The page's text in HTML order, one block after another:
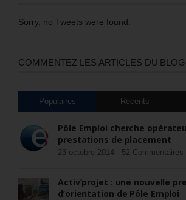
Sorry, no Tweets were found.
COMMENTEZ LES ARTICLES DU BLOG
Populaires Récents
Pôle Emploi cherche
prestations de placement
23 octobre 2014 - 52 Commentaires
Activ’projet : une nouvelle
d’orientation de Pôle Emploi